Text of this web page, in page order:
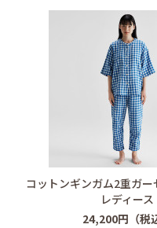
コットンギンガム2重ガー
レディース
24,200円（税